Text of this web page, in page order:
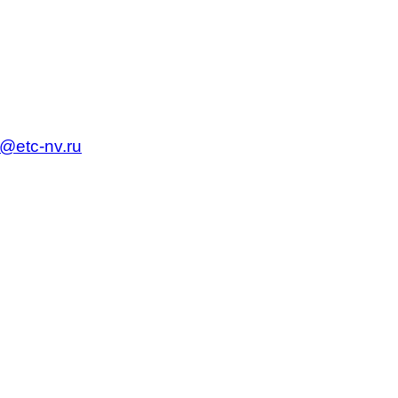
nv.ru